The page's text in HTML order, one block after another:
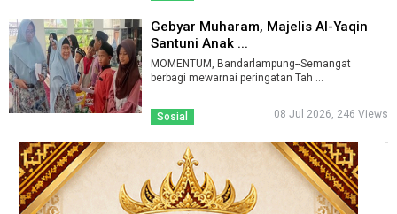
Gebyar Muharam, Majelis Al-Yaqin
Santuni Anak ...
MOMENTUM, Bandarlampung--Semangat
berbagi mewarnai peringatan Tah ...
Sosial 08 Jul 2026, 246 Views